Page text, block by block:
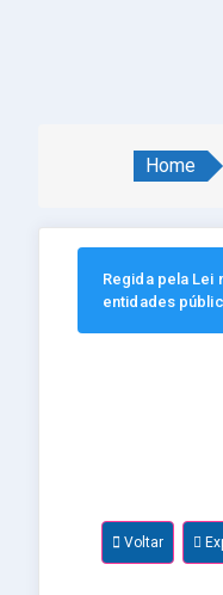
Home
Regida pela Lei
entidades
Voltar